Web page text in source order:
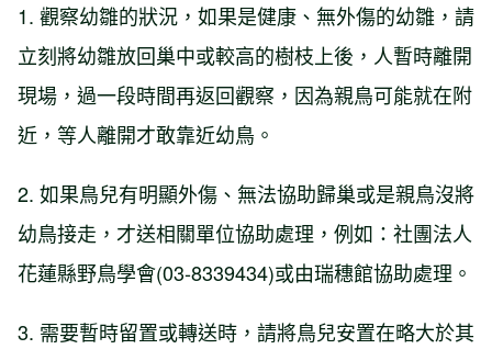
1. 觀察幼雛的狀況，如果是健康、無外傷的幼雛，請
立刻將幼雛放回巢中或較高的樹枝上後，人暫時離開
現場，過一段時間再返回觀察，因為親鳥可能就在附
近，等人離開才敢靠近幼鳥。
2. 如果鳥兒有明顯外傷、無法協助歸巢或是親鳥沒將
幼鳥接走，才送相關單位協助處理，例如：社團法人
花蓮縣野鳥學會(03-8339434)或由瑞穗館協助處理。
3. 需要暫時留置或轉送時，請將鳥兒安置在略大於其